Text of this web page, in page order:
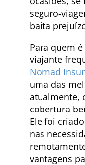
seguro-
baita
Para quem
viajante
Nomad
uma das
atualmente,
cobertura
Ele foi
nas
vantagens